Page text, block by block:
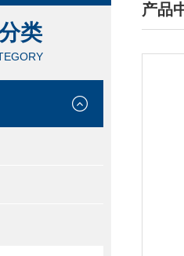
类
产品
/